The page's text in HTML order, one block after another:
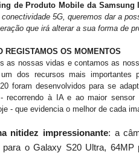
de Produto Mobile da Samsung
5G, queremos dar a
que irá alterar a sua forma de
REGISTAMOS OS MOMENTOS
as nossas vidas e contamos as
dos recursos mais importantes
foram desenvolvidos para se
recorrendo à IA e ao maior sensor
- que evidencia o melhor de cada
nitidez impressionante: a
para o Galaxy S20 Ultra,